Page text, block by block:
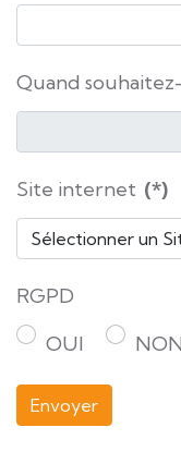
Quand
Site internet (*)
RGPD
OUI
NON
Envoyer